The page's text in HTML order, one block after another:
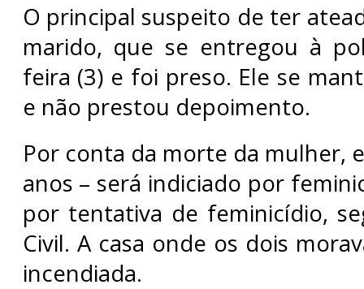
O principal suspeito de ter
marido, que se entregou à
feira (3) e foi preso. Ele se
e não prestou depoimento.
Por conta da morte da mulher,
anos – será indiciado por
por tentativa de feminicídio,
Civil. A casa onde os dois
incendiada.